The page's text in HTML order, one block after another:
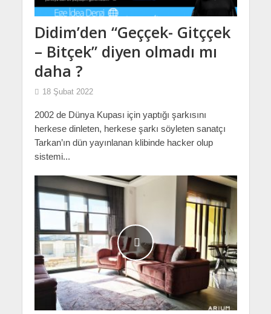
Didim’den “Geççek- Gitççek
– Bitçek” diyen olmadı mı
daha ?
18 Şubat 2022
2002 de Dünya Kupası için yaptığı şarkısını
herkese dinleten, herkese şarkı söyleten sanatçı
Tarkan’ın dün yayınlanan klibinde hacker olup
sistemi...